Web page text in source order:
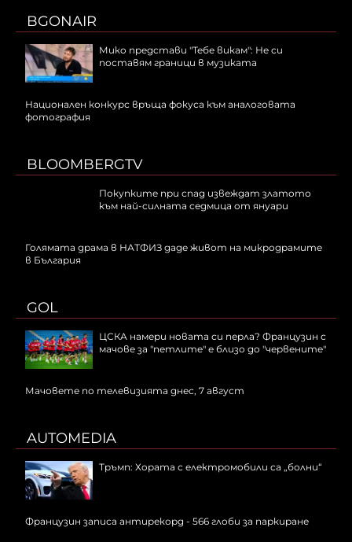
BGONAIR
Мико представи "Тебе викам": Не си
поставям граници в музиката
Национален конкурс връща фокуса към аналоговата
фотография
BLOOMBERGTV
Покупките при спад извеждат златото
към най-силната седмица от януари
Голямата драма в НАТФИЗ даде живот на микродрамите
в България
GOL
ЦСКА намери новата си перла? Французин с
мачове за "петлите" е близо до "червените"
Мачовете по телевизията днес, 7 август
AUTOMEDIA
Тръмп: Хората с електромобили са „болни“
Французин записа антирекорд - 566 глоби за паркиране